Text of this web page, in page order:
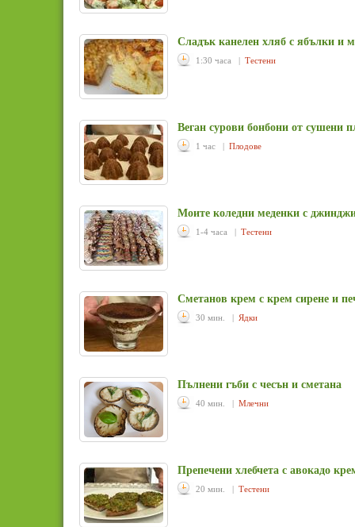
Сладък канелен хляб с ябълки и
1:30 часа | Тестени
Веган сурови бонбони от сушени
1 час | Плодове
Моите коледни меденки с
1-4 часа | Тестени
Сметанов крем с крем сирене и
30 мин. | Ядки
Пълнени гъби с чесън и сметана
40 мин. | Млечни
Препечени хлебчета с авокадо
20 мин. | Тестени